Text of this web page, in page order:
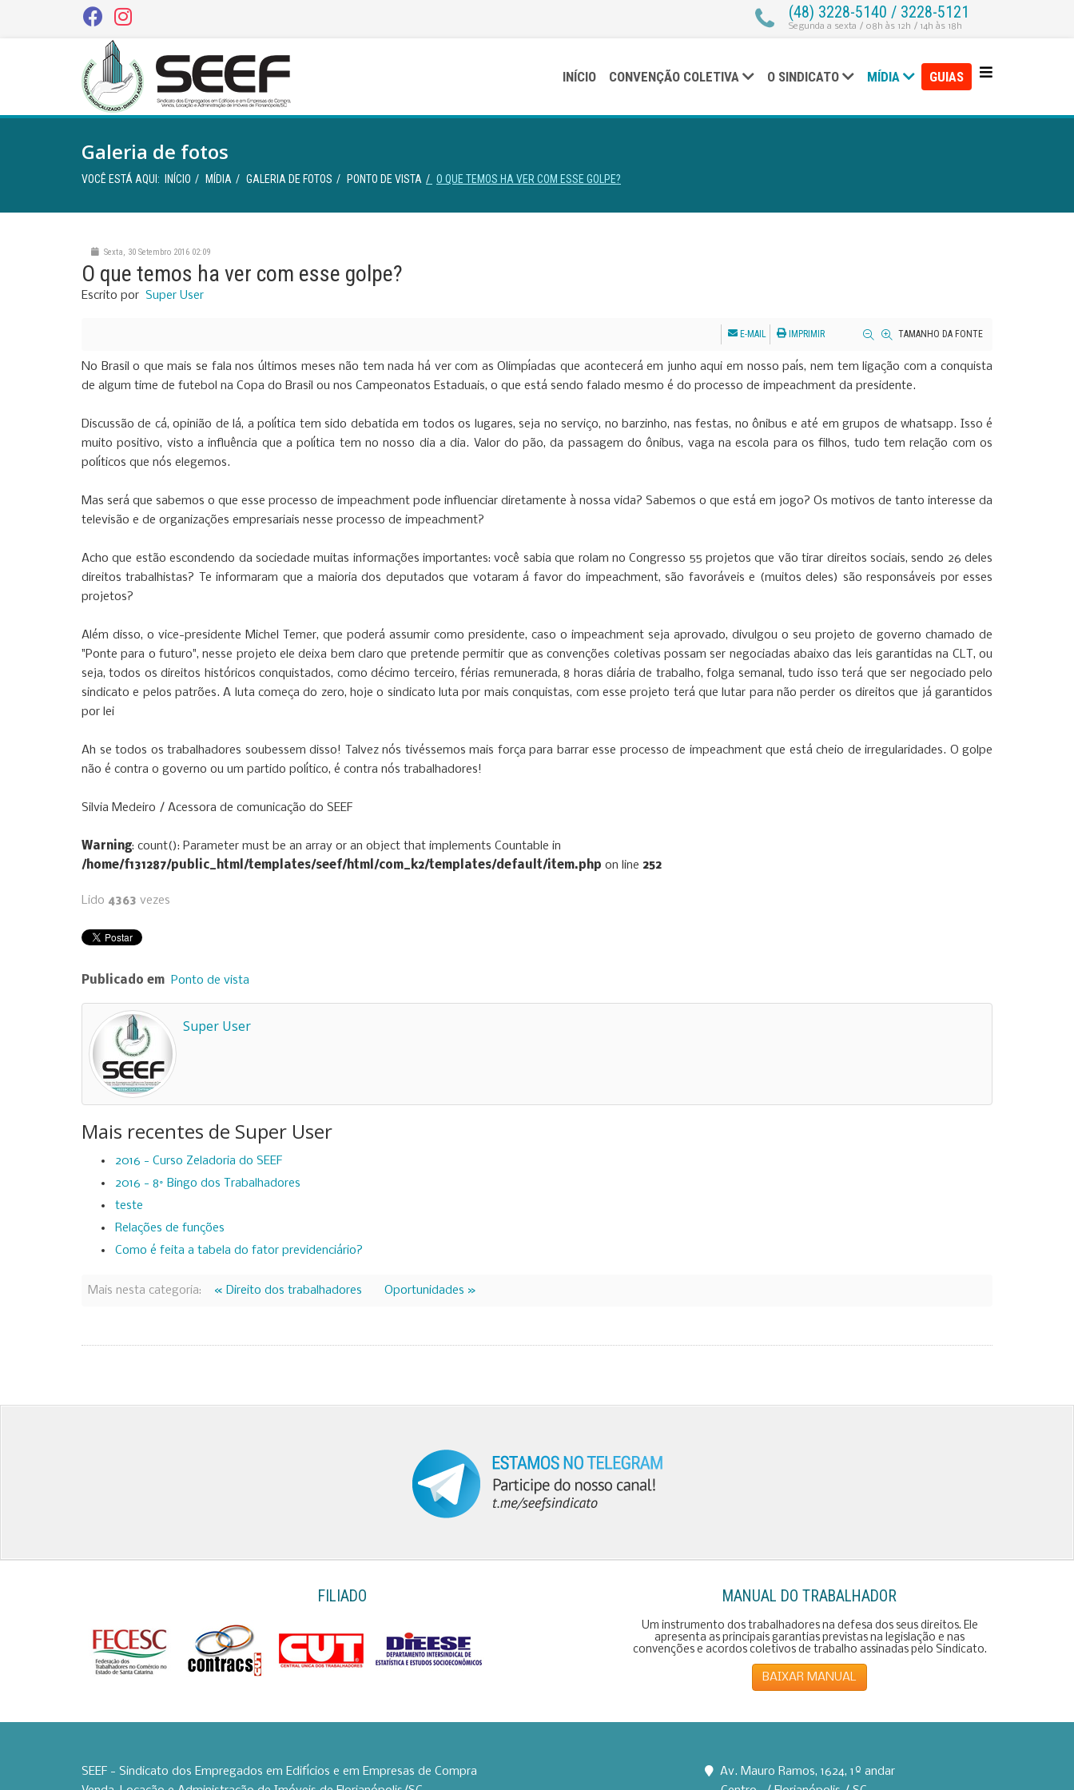
(48) 3228-5140 / 3228-5121
Segunda a sexta / 08h às 12h / 14h às 18h
INÍCIO CONVENÇÃO COLETIVA O SINDICATO MÍDIA GUIAS
Galeria de fotos
VOCÊ ESTÁ AQUI: INÍCIO MÍDIA GALERIA DE FOTOS PONTO DE VISTA O QUE TEMOS HA VER COM ESSE GOLPE?
Sexta, 30 Setembro 2016 02:09
O que temos ha ver com esse golpe?
Escrito por Super User
TAMANHO DA FONTE
IMPRIMIR
E-MAIL
No Brasil o que mais se fala nos últimos meses não tem nada há ver com as Olimpíadas que acontecerá em junho aqui em nosso país, nem tem ligação com a conquista
de algum time de futebol na Copa do Brasil ou nos Campeonatos Estaduais, o que está sendo falado mesmo é do processo de impeachment da presidente.
Discussão de cá, opinião de lá, a política tem sido debatida em todos os lugares, seja no serviço, no barzinho, nas festas, no ônibus e até em grupos de whatsapp. Isso é
muito positivo, visto a influência que a política tem no nosso dia a dia. Valor do pão, da passagem do ônibus, vaga na escola para os filhos, tudo tem relação com os
políticos que nós elegemos.
Mas será que sabemos o que esse processo de impeachment pode influenciar diretamente à nossa vida? Sabemos o que está em jogo? Os motivos de tanto interesse da
televisão e de organizações empresariais nesse processo de impeachment?
Acho que estão escondendo da sociedade muitas informações importantes: você sabia que rolam no Congresso 55 projetos que vão tirar direitos sociais, sendo 26 deles
direitos trabalhistas? Te informaram que a maioria dos deputados que votaram á favor do impeachment, são favoráveis e (muitos deles) são responsáveis por esses
projetos?
Além disso, o vice-presidente Michel Temer, que poderá assumir como presidente, caso o impeachment seja aprovado, divulgou o seu projeto de governo chamado de
"Ponte para o futuro", nesse projeto ele deixa bem claro que pretende permitir que as convenções coletivas possam ser negociadas abaixo das leis garantidas na CLT, ou
seja, todos os direitos históricos conquistados, como décimo terceiro, férias remunerada, 8 horas diária de trabalho, folga semanal, tudo isso terá que ser negociado pelo
sindicato e pelos patrões. A luta começa do zero, hoje o sindicato luta por mais conquistas, com esse projeto terá que lutar para não perder os direitos que já garantidos
por lei
Ah se todos os trabalhadores soubessem disso! Talvez nós tivéssemos mais força para barrar esse processo de impeachment que está cheio de irregularidades. O golpe
não é contra o governo ou um partido político, é contra nós trabalhadores!
Silvia Medeiro / Acessora de comunicação do SEEF
Warning: count(): Parameter must be an array or an object that implements Countable in
/home/f131287/public_html/templates/seef/html/com_k2/templates/default/item.php on line 252
Lido 4363 vezes
Publicado em Ponto de vista
Super User
Mais recentes de Super User
2016 - Curso Zeladoria do SEEF
2016 - 8° Bingo dos Trabalhadores
teste
Relações de funções
Como é feita a tabela do fator previdenciário?
Mais nesta categoria: « Direito dos trabalhadores Oportunidades »
FILIADO MANUAL DO TRABALHADOR
Um instrumento dos trabalhadores na defesa dos seus direitos. Ele
apresenta as principais garantias previstas na legislação e nas
convenções e acordos coletivos de trabalho assinadas pelo Sindicato.
BAIXAR MANUAL
SEEF - Sindicato dos Empregados em Edifícios e em Empresas de Compra
Av. Mauro Ramos, 1624, 1º andar